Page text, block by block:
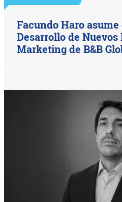
Facundo Haro
Desarrollo de Nuevos
Marketing de B&B